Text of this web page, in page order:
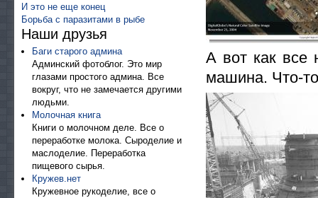
А вот как все
машина. Что-
И это не еще конец
Борьба с паразитами в рыбе
Наши друзья
Баги старого админа
Админский фотоблог. Это мир
глазами простого админа. Все
вокруг, что не замечается другими
людьми.
Молочная книга
Книги о молочном деле. Все о
переработке молока. Сыроделие и
маслоделие. Переработка
пищевого сырья.
Кружев.нет
Кружевное рукоделие, все о